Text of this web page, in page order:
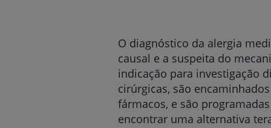
O diagnóstico da alergia
causal e a suspeita do
indicação para investigação
cirúrgicas, são
fármacos, e são
encontrar uma alternativa